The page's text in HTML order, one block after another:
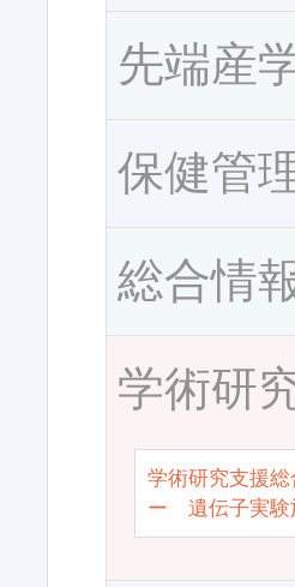
先端産
保健管
総合情
学術研
学術研究支援総
ー 遺伝子実験